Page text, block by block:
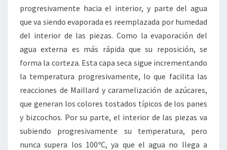
progresivamente hacia el interior, y parte del agua
que va siendo evaporada es reemplazada por humedad
del interior de las piezas. Como la evaporación del
agua externa es más rápida que su reposición, se
forma la corteza. Esta capa seca sigue incrementando
la temperatura progresivamente, lo que facilita las
reacciones de Maillard y caramelización de azúcares,
que generan los colores tostados típicos de los panes
y bizcochos. Por su parte, el interior de las piezas va
subiendo progresivamente su temperatura, pero
nunca supera los 100ºC, ya que el agua no llega a